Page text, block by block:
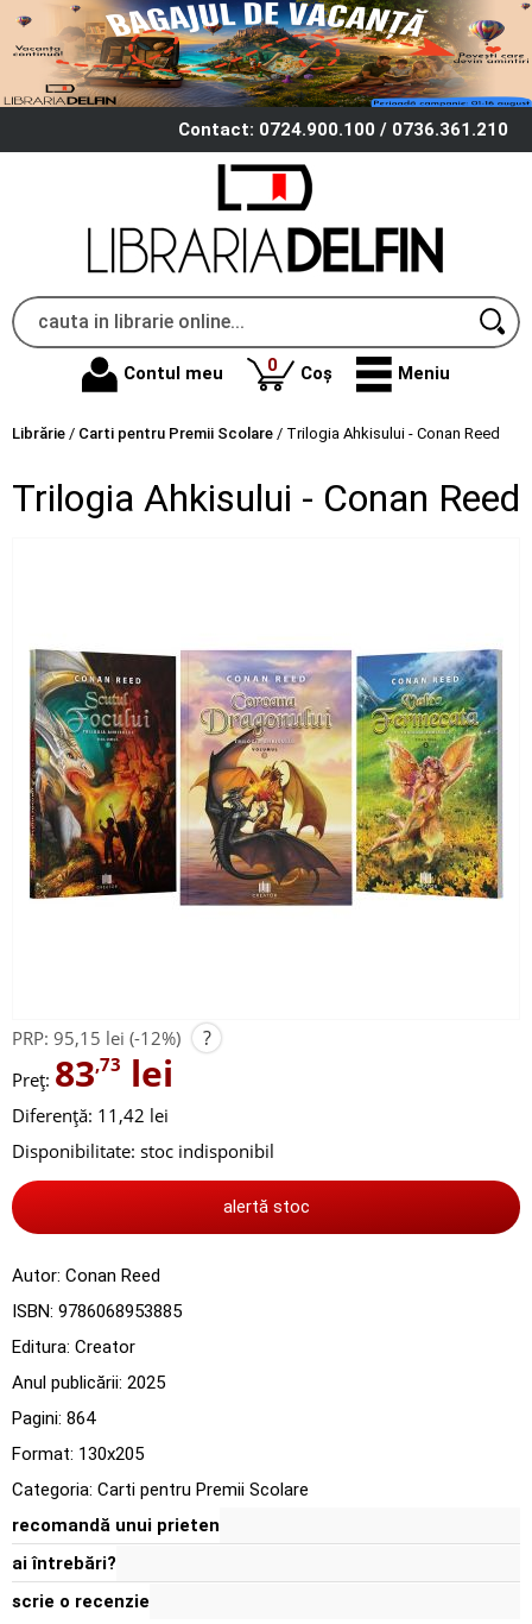
Contact: 0724.900.100 / 0736.361.210
Contul meu 0produse
Coș Meniu
Librărie / Carti pentru Premii Scolare / Trilogia Ahkisului - Conan Reed
Trilogia Ahkisului - Conan Reed
PRP: 95,15 lei (-12%) ?
Preț: 83,73 lei
Diferență: 11,42 lei
Disponibilitate: stoc indisponibil
alertă stoc
Autor: Conan Reed
ISBN: 9786068953885
Editura: Creator
Anul publicării: 2025
Pagini: 864
Format: 130x205
Categoria: Carti pentru Premii Scolare
recomandă unui prieten
ai întrebări?
scrie o recenzie